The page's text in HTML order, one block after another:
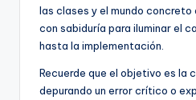
las clases y el mundo concreto
con sabiduría para iluminar el
hasta la implementación.
Recuerde que el objetivo es la
depurando un error crítico o